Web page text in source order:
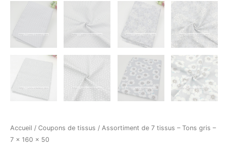
Accueil / Coupons de tissus / Assortiment de 7 tissus – Tons gris –
7 x 160 x 50